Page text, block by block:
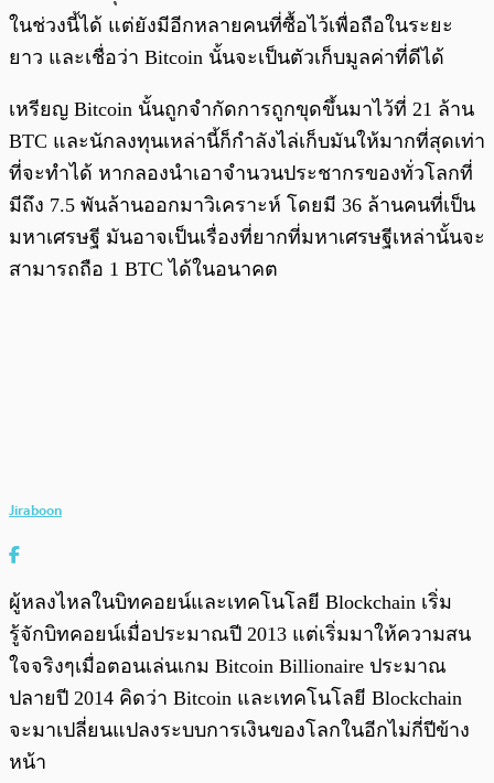
ในช่วงนี้ได้ แต่ยังมีอีกหลายคนที่ซื้อไว้เพื่อถือในระยะ
ยาว และเชื่อว่า Bitcoin นั้นจะเป็นตัวเก็บมูลค่าที่ดีได้
เหรียญ Bitcoin นั้นถูกจำกัดการถูกขุดขึ้นมาไว้ที่ 21 ล้าน
BTC และนักลงทุนเหล่านี้ก็กำลังไล่เก็บมันให้มากที่สุดเท่า
ที่จะทำได้ หากลองนำเอาจำนวนประชากรของทั่วโลกที่
มีถึง 7.5 พันล้านออกมาวิเคราะห์ โดยมี 36 ล้านคนที่เป็น
มหาเศรษฐี มันอาจเป็นเรื่องที่ยากที่มหาเศรษฐีเหล่านั้นจะ
สามารถถือ 1 BTC ได้ในอนาคต
Jiraboon
ผู้หลงไหลในบิทคอยน์และเทคโนโลยี Blockchain เริ่ม
รู้จักบิทคอยน์เมื่อประมาณปี 2013 แต่เริ่มมาให้ความสน
ใจจริงๆเมื่อตอนเล่นเกม Bitcoin Billionaire ประมาณ
ปลายปี 2014 คิดว่า Bitcoin และเทคโนโลยี Blockchain
จะมาเปลี่ยนแปลงระบบการเงินของโลกในอีกไม่กี่ปีข้าง
หน้า